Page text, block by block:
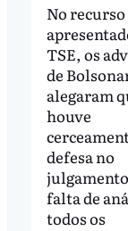
No recurso
TSE, os
de
alegaram
houve
defesa no
falta de
todos os